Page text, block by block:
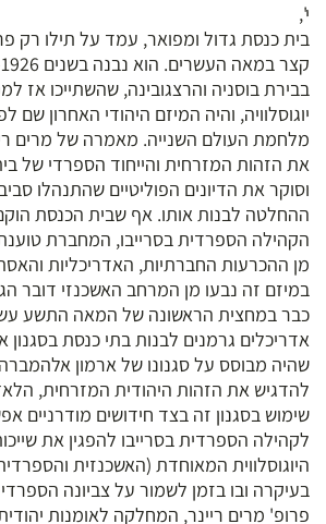
י',
בית כנסת גדול ומפואר, עמד על תילו רק
קצר במאה העשרים. הוא נבנה בשנים 1930-1926
בבירת בוסניה והרצגובינה, שהשתייכו אז
יוגוסלוויה, והיה המיזם היהודי האחרון שם
מלחמת העולם השנייה. מאמרה של מרים
את הזהות המזרחית והייחוד הספרדי של
וסוקר את הדיונים הפוליטיים שהתנהלו
ההחלטה לבנות אותו. אף שבית הכנסת
הקהילה הספרדית בסרייבו, המחברת
מן ההכרעות החברתיות, האדריכליות
במיזם זה נבעו מן המרחב האשכנזי דובר
כבר במחצית הראשונה של המאה התשע
אדריכלים גרמנים לבנות בתי כנסת בסגנון
שהיה מבוסס על סגנונו של ארמון
להדגיש את הזהות היהודית המזרחית,
שימוש בסגנון זה בצד חידושים מודרניים
לקהילה הספרדית בסרייבו להפגין את
היוגוסלווית המאוחדת (האשכנזית
בעיקרה ובו בזמן לשמור על צביונה
פרופ' מרים ריינר, המחלקה לאומנות